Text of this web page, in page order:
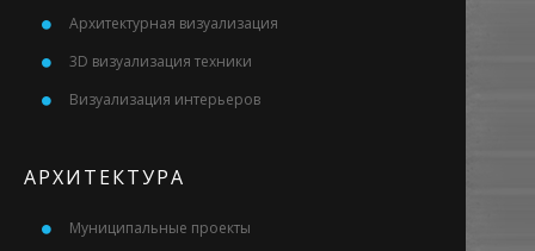
Архитектурная визуализация
3D визуализация техники
Визуализация интерьеров
АРХИТЕКТУРА
Муниципальные проекты